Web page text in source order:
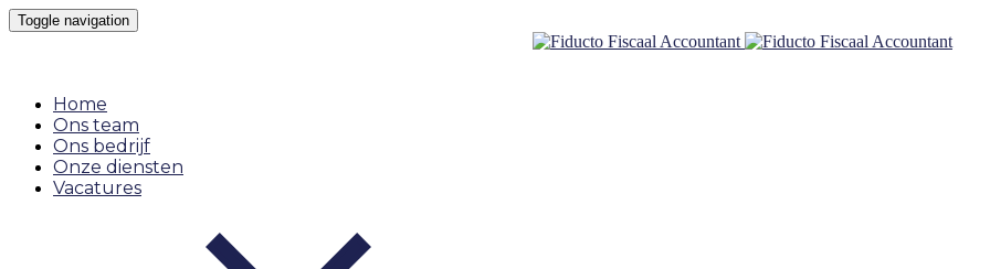
Toggle navigation
Home
Ons team
Ons bedrijf
Onze diensten
Vacatures